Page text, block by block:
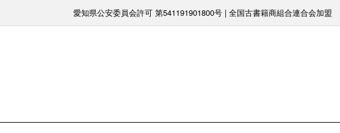
愛知県公安委員会許可 第541191901800号 | 全国古書籍商組合連合会加盟